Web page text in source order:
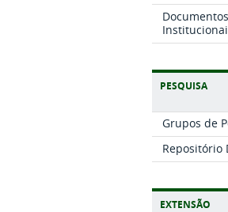
Documentos
PESQUISA
Grupos de
Repositório
EXTENSÃO